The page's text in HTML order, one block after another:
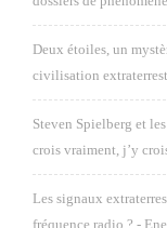
Deux étoiles, un
civilisation
Steven Spielberg et
crois vraiment, j’y
Les signaux
fréquence radio ? -